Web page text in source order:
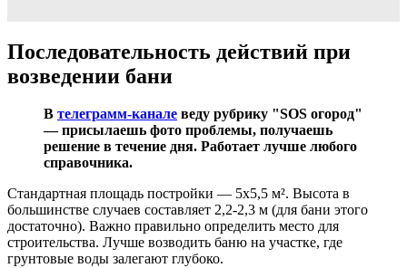
Последовательность действий при
возведении бани
В телеграмм-канале веду рубрику "SOS огород"
— присылаешь фото проблемы, получаешь
решение в течение дня. Работает лучше любого
справочника.
Стандартная площадь постройки — 5х5,5 м². Высота в
большинстве случаев составляет 2,2-2,3 м (для бани этого
достаточно). Важно правильно определить место для
строительства. Лучше возводить баню на участке, где
грунтовые воды залегают глубоко.